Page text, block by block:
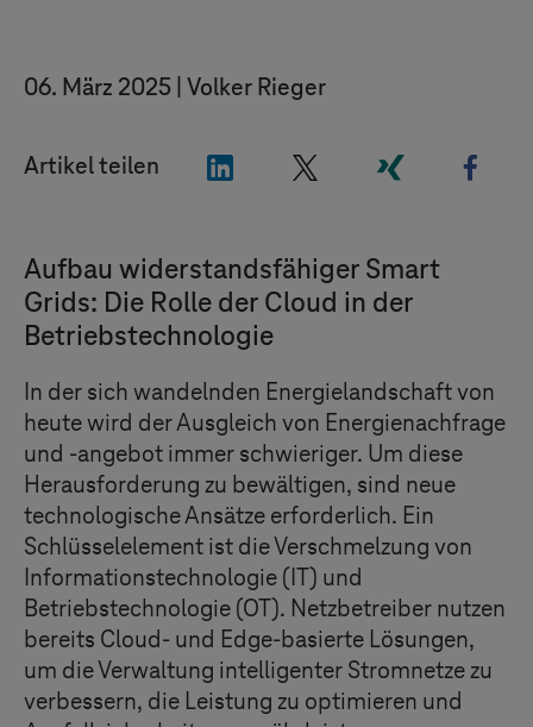
06. März 2025 Volker Rieger
Artikel teilen "LinkedIn" "Xing"
Aufbau widerstandsfähiger Smart
Grids: Die Rolle der Cloud in der
Betriebstechnologie
In der sich wandelnden Energielandschaft von
heute wird der Ausgleich von Energienachfrage
und -angebot immer schwieriger. Um diese
Herausforderung zu bewältigen, sind neue
technologische Ansätze erforderlich. Ein
Schlüsselelement ist die Verschmelzung von
Informationstechnologie (IT) und
Betriebstechnologie (OT). Netzbetreiber nutzen
bereits Cloud- und Edge-basierte Lösungen,
um die Verwaltung intelligenter Stromnetze zu
verbessern, die Leistung zu optimieren und